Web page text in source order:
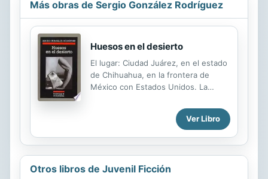
Más obras de Sergio González Rodríguez
Huesos en el desierto
El lugar: Ciudad Juárez, en el estado
de Chihuahua, en la frontera de
México con Estados Unidos. La
brutales absolutamente real. Esta
crónica periodística indaga en los
bárbaros asesinatos en serie
cometidos en esa zona y rep
Ver Libro
Otros libros de Juvenil Ficción